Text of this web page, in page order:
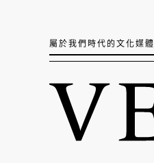
屬於我們時代的文化媒體